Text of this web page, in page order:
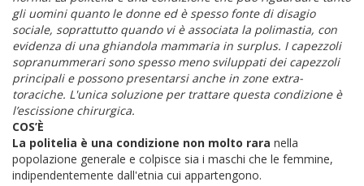
gli uomini quanto le donne ed è spesso fonte di disagio
sociale, soprattutto quando vi è associata la polimastia, con
evidenza di una ghiandola mammaria in surplus. I capezzoli
sopranummerari sono spesso meno sviluppati dei capezzoli
principali e possono presentarsi anche in zone extra-
toraciche. L'unica soluzione per trattare questa condizione è
l’escissione chirurgica.
COS’È
La politelia è una condizione non molto rara nella
popolazione generale e colpisce sia i maschi che le femmine,
indipendentemente dall'etnia cui appartengono.